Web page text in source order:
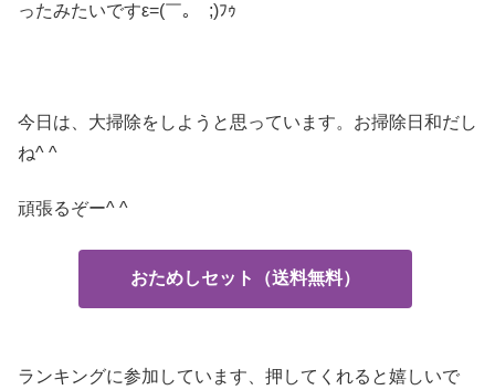
ったみたいですε=(￣｡￣;)ﾌｩ
今日は、大掃除をしようと思っています。お掃除日和だし
ね^ ^
頑張るぞー^ ^
おためしセット（送料無料）
ランキングに参加しています、押してくれると嬉しいで